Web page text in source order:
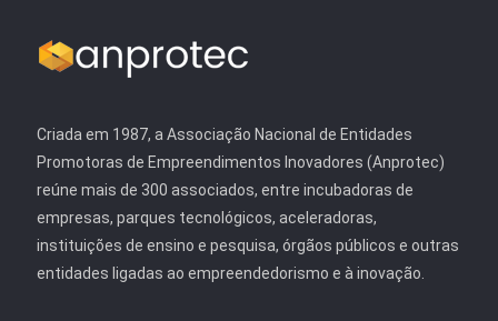
Criada em 1987, a Associação Nacional de Entidades
Promotoras de Empreendimentos Inovadores (Anprotec)
reúne mais de 300 associados, entre incubadoras de
empresas, parques tecnológicos, aceleradoras,
instituições de ensino e pesquisa, órgãos públicos e outras
entidades ligadas ao empreendedorismo e à inovação.